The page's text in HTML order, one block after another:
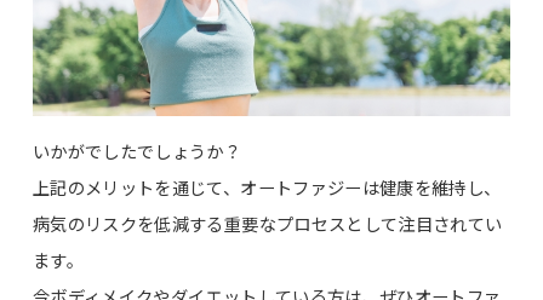
いかがでしたでしょうか？
上記のメリットを通じて、オートファジーは健康を維持し、
病気のリスクを低減する重要なプロセスとして注目されてい
ます。